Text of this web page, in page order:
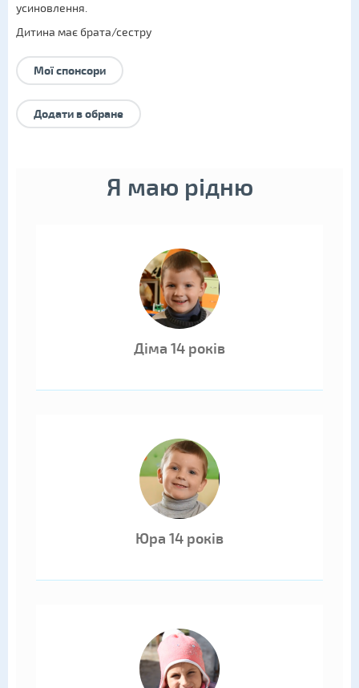
усиновлення.
Дитина має брата/сестру
Мої спонсори
Додати в обране
Я маю рідню
Діма 14 років
Юра 14 років